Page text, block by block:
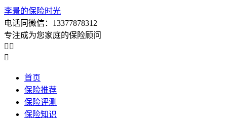
李景的保险时光
电话同微信：13377878312
专注成为您家庭的保险顾问
 

首页
保险推荐
保险评测
保险知识